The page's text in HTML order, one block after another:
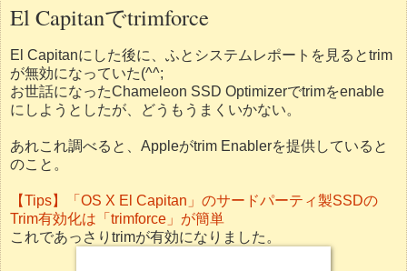
El Capitanでtrimforce
El Capitanにした後に、ふとシステムレポートを見るとtrim
が無効になっていた(^^;
お世話になったChameleon SSD Optimizerでtrimをenable
にしようとしたが、どうもうまくいかない。
あれこれ調べると、Appleがtrim Enablerを提供していると
のこと。
【Tips】「OS X El Capitan」のサードパーティ製SSDの
Trim有効化は「trimforce」が簡単
これであっさりtrimが有効になりました。